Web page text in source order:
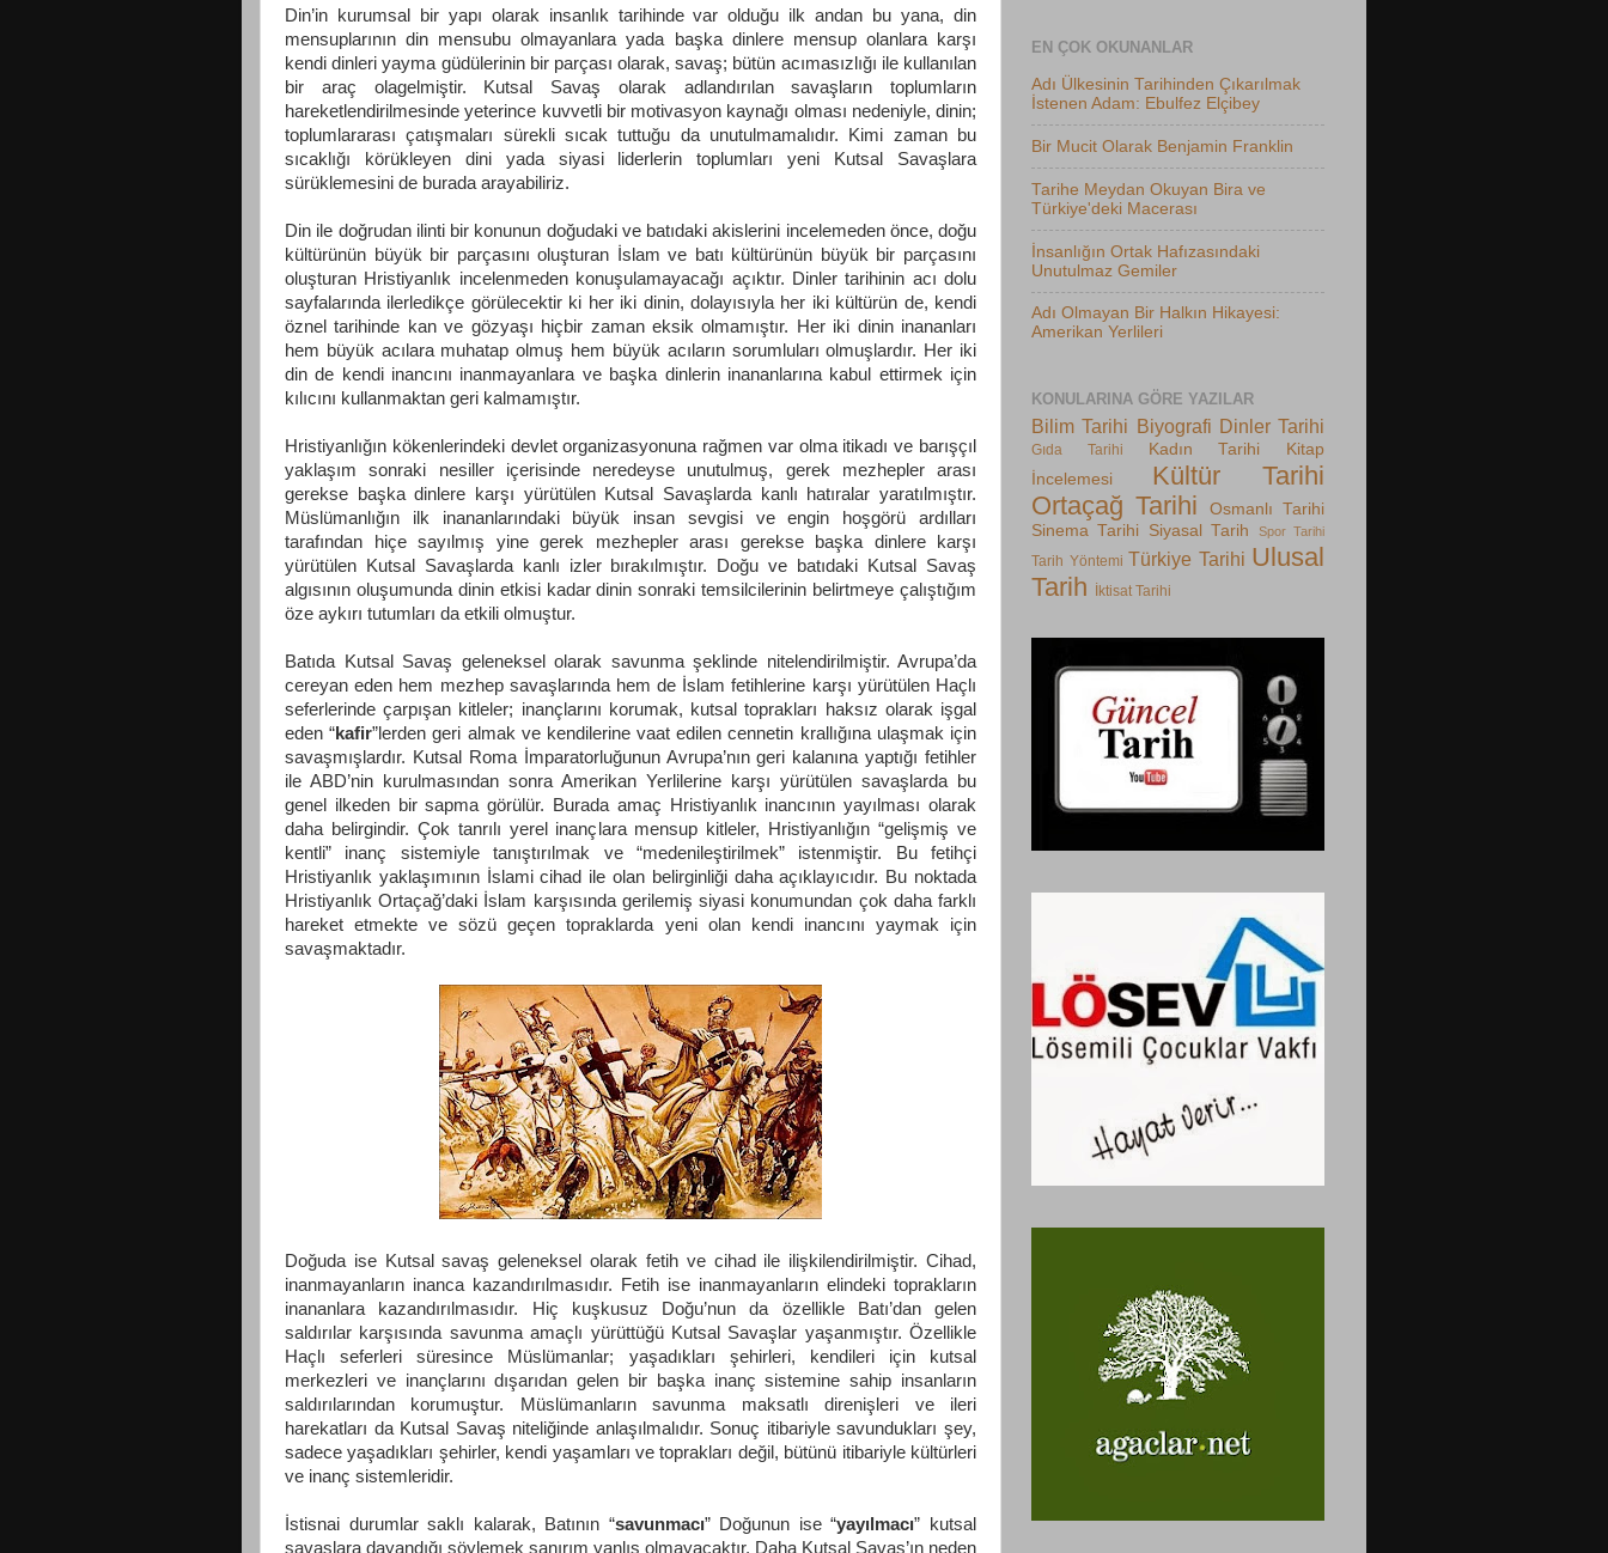
Din’in kurumsal bir yapı olarak insanlık tarihinde var olduğu ilk andan bu yana, din
mensuplarının din mensubu olmayanlara yada başka dinlere mensup olanlara karşı
kendi dinleri yayma güdülerinin bir parçası olarak, savaş; bütün acımasızlığı ile kullanılan
bir araç olagelmiştir. Kutsal Savaş olarak adlandırılan savaşların toplumların
hareketlendirilmesinde yeterince kuvvetli bir motivasyon kaynağı olması nedeniyle, dinin;
toplumlararası çatışmaları sürekli sıcak tuttuğu da unutulmamalıdır. Kimi zaman bu
sıcaklığı körükleyen dini yada siyasi liderlerin toplumları yeni Kutsal Savaşlara
sürüklemesini de burada arayabiliriz.
Din ile doğrudan ilinti bir konunun doğudaki ve batıdaki akislerini incelemeden önce, doğu
kültürünün büyük bir parçasını oluşturan İslam ve batı kültürünün büyük bir parçasını
oluşturan Hristiyanlık incelenmeden konuşulamayacağı açıktır. Dinler tarihinin acı dolu
sayfalarında ilerledikçe görülecektir ki her iki dinin, dolayısıyla her iki kültürün de, kendi
öznel tarihinde kan ve gözyaşı hiçbir zaman eksik olmamıştır. Her iki dinin inananları
hem büyük acılara muhatap olmuş hem büyük acıların sorumluları olmuşlardır. Her iki
din de kendi inancını inanmayanlara ve başka dinlerin inananlarına kabul ettirmek için
kılıcını kullanmaktan geri kalmamıştır.
Hristiyanlığın kökenlerindeki devlet organizasyonuna rağmen var olma itikadı ve barışçıl
yaklaşım sonraki nesiller içerisinde neredeyse unutulmuş, gerek mezhepler arası
gerekse başka dinlere karşı yürütülen Kutsal Savaşlarda kanlı hatıralar yaratılmıştır.
Müslümanlığın ilk inananlarındaki büyük insan sevgisi ve engin hoşgörü ardılları
tarafından hiçe sayılmış yine gerek mezhepler arası gerekse başka dinlere karşı
yürütülen Kutsal Savaşlarda kanlı izler bırakılmıştır. Doğu ve batıdaki Kutsal Savaş
algısının oluşumunda dinin etkisi kadar dinin sonraki temsilcilerinin belirtmeye çalıştığım
öze aykırı tutumları da etkili olmuştur.
Batıda Kutsal Savaş geleneksel olarak savunma şeklinde nitelendirilmiştir. Avrupa’da
cereyan eden hem mezhep savaşlarında hem de İslam fetihlerine karşı yürütülen Haçlı
seferlerinde çarpışan kitleler; inançlarını korumak, kutsal toprakları haksız olarak işgal
eden “kafir”lerden geri almak ve kendilerine vaat edilen cennetin krallığına ulaşmak için
savaşmışlardır. Kutsal Roma İmparatorluğunun Avrupa’nın geri kalanına yaptığı fetihler
ile ABD’nin kurulmasından sonra Amerikan Yerlilerine karşı yürütülen savaşlarda bu
genel ilkeden bir sapma görülür. Burada amaç Hristiyanlık inancının yayılması olarak
daha belirgindir. Çok tanrılı yerel inançlara mensup kitleler, Hristiyanlığın “gelişmiş ve
kentli” inanç sistemiyle tanıştırılmak ve “medenileştirilmek” istenmiştir. Bu fetihçi
Hristiyanlık yaklaşımının İslami cihad ile olan belirginliği daha açıklayıcıdır. Bu noktada
Hristiyanlık Ortaçağ’daki İslam karşısında gerilemiş siyasi konumundan çok daha farklı
hareket etmekte ve sözü geçen topraklarda yeni olan kendi inancını yaymak için
savaşmaktadır.
Doğuda ise Kutsal savaş geleneksel olarak fetih ve cihad ile ilişkilendirilmiştir. Cihad,
inanmayanların inanca kazandırılmasıdır. Fetih ise inanmayanların elindeki toprakların
inananlara kazandırılmasıdır. Hiç kuşkusuz Doğu’nun da özellikle Batı’dan gelen
saldırılar karşısında savunma amaçlı yürüttüğü Kutsal Savaşlar yaşanmıştır. Özellikle
Haçlı seferleri süresince Müslümanlar; yaşadıkları şehirleri, kendileri için kutsal
merkezleri ve inançlarını dışarıdan gelen bir başka inanç sistemine sahip insanların
saldırılarından korumuştur. Müslümanların savunma maksatlı direnişleri ve ileri
harekatları da Kutsal Savaş niteliğinde anlaşılmalıdır. Sonuç itibariyle savundukları şey,
sadece yaşadıkları şehirler, kendi yaşamları ve toprakları değil, bütünü itibariyle kültürleri
ve inanç sistemleridir.
İstisnai durumlar saklı kalarak, Batının “savunmacı” Doğunun ise “yayılmacı” kutsal
savaşlara dayandığı söylemek sanırım yanlış olmayacaktır. Daha Kutsal Savaş’ın neden
EN ÇOK OKUNANLAR
Adı Ülkesinin Tarihinden Çıkarılmak
İstenen Adam: Ebulfez Elçibey
Bir Mucit Olarak Benjamin Franklin
Tarihe Meydan Okuyan Bira ve
Türkiye'deki Macerası
İnsanlığın Ortak Hafızasındaki
Unutulmaz Gemiler
Adı Olmayan Bir Halkın Hikayesi:
Amerikan Yerlileri
KONULARINA GÖRE YAZILAR
Bilim Tarihi Biyografi Dinler Tarihi
Gıda Tarihi Kadın Tarihi
Kitap
İncelemesi
Kültür Tarihi
Ortaçağ Tarihi
Osmanlı Tarihi
Sinema Tarihi Siyasal Tarih Spor Tarihi
Tarih Yöntemi Türkiye Tarihi Ulusal
Tarih
İktisat Tarihi